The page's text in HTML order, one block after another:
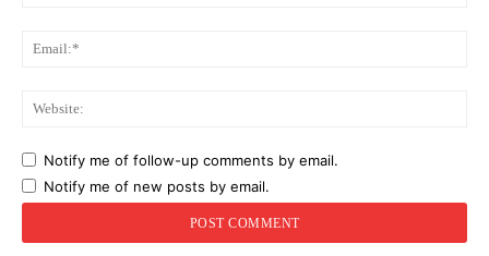
Notify me of follow-up comments by email.
Notify me of new posts by email.